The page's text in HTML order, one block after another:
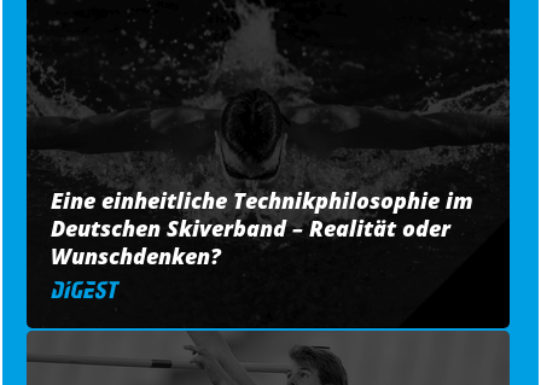
Eine einheitliche Technikphilosophie im
Deutschen Skiverband – Realität oder
Wunschdenken?